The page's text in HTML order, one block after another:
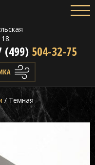
(499) 504-32-75
/ Темная